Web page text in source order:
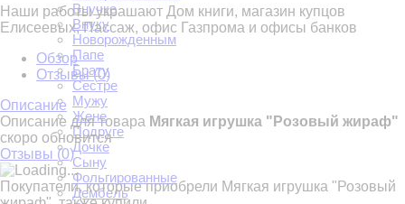
Внучке
Внуку
Новорожденным
Папе
Брату
Сестре
Мужу
Жене
Подруге
Дочке
Сыну
Фольгированные
Дембель
Наши работы украшают Дом книги, магазин купцов
Елисеевых, Пассаж, офис Газпрома и офисы банков
Обзор
Отзывы (0)
Описание
Описание для товара Мягкая игрушка "Розовый жираф"
скоро обновится
Отзывы (0)
Покупатели, которые приобрели Мягкая игрушка "Розовый